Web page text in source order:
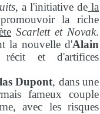
, a l'initiative de la
la riche
Scarlett et Novak.
la nouvelle d'Alain
et d'artifices
Dupont, dans une
fameux couple
avec les risques